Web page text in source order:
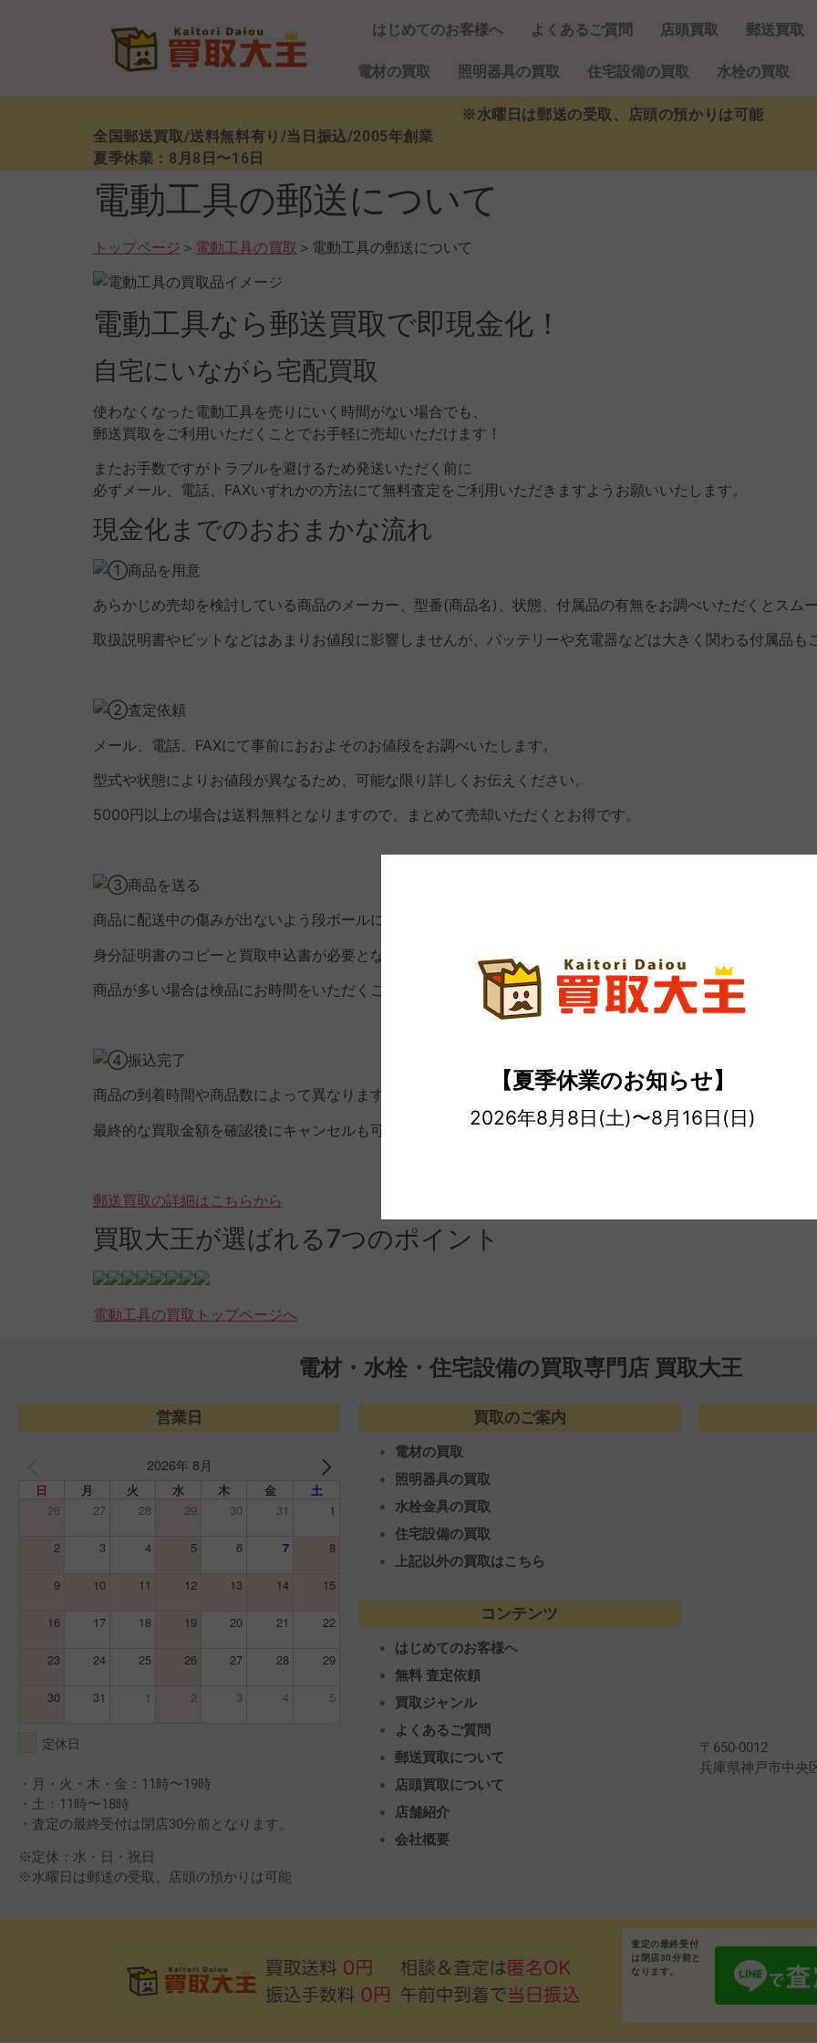
はじめてのお客様へ よくあるご質問 店頭買取 郵送買取
電材の買取 照明器具の買取 住宅設備の買取 水栓の買取
※水曜日は郵送の受取、店頭の預かりは可能
全国郵送買取/送料無料有り/当日振込/2005年創業
夏季休業：8月8日〜16日
電動工具の郵送について
トップページ ＞ 電動工具の買取 ＞電動工具の郵送について
電動工具なら郵送買取で即現金化！
自宅にいながら宅配買取
使わなくなった電動工具を売りにいく時間がない場合でも、
郵送買取をご利用いただくことでお手軽に売却いただけます！
またお手数ですがトラブルを避けるため発送いただく前に
必ずメール、電話、FAXいずれかの方法にて無料査定をご利用いただきますようお願いいたします。
現金化までのおおまかな流れ
あらかじめ売却を検討している商品のメーカー、型番(商品名)、状態、付属品の有無をお調べいただくとスム
取扱説明書やビットなどはあまりお値段に影響しませんが、バッテリーや充電器などは大きく関わる付属品も
メール、電話、FAXにて事前におおよそのお値段をお調べいたします。
型式や状態によりお値段が異なるため、可能な限り詳しくお伝えください。
5000円以上の場合は送料無料となりますので、まとめて売却いただくとお得です。
商品に配送中の傷みが出ないよう段ボールに新聞紙などで緩衝対策をして梱包お願いいたします。
身分証明書のコピーと買取申込書が必要となりますので商品と同封して発送してください。
商品が多い場合は検品にお時間をいただくことがありますので、あらかじめご了承ください。
商品の到着時間や商品数によって異なりますが、金融機関の営業日に合わせて当日もしくは翌日のお振込手続
最終的な買取金額を確認後にキャンセルも可能ですが、返送料はお客様負担となりますのでご注意下さい。
郵送買取の詳細はこちらから
買取大王が選ばれる7つのポイント
電動工具の買取トップページへ
電材・水栓・住宅設備の買取専門店 買取大王
営業日
2026年 8月
日 月 火 水 木 金
土
26
27 28 29 30 31 1
2 3 4 5 6 7 8
9 10 11 12 13 14 15
16 17 18 19 20 21 22
23 24 25 26 27 28 29
30 31 1 2 3 4 5
定休日
・月・火・木・金：11時〜19時
・土：11時〜18時
・査定の最終受付は閉店30分前となります。
※定休：水・日・祝日
※水曜日は郵送の受取、店頭の預かりは可能
買取のご案内
電材の買取
照明器具の買取
水栓金具の買取
住宅設備の買取
上記以外の買取はこちら
コンテンツ
はじめてのお客様へ
無料 査定依頼
買取ジャンル
よくあるご質問
郵送買取について
店頭買取について
店舗紹介
会社概要
〒650-0012
兵庫県神戸市中央
査定の最終受付
は閉店30分前と
なります。
【夏季休業のお知らせ】
2026年8月8日(土)〜8月16日(日)